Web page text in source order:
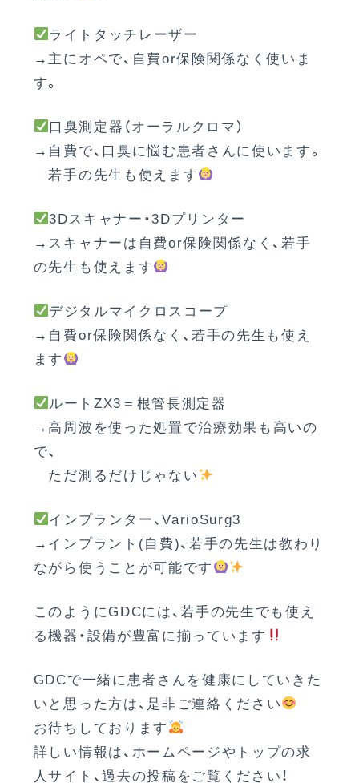
ライトタッチレーザー
→主にオペで、自費or保険関係なく使いま
す。
口臭測定器（オーラルクロマ）
→自費で、口臭に悩む患者さんに使います。
若手の先生も使えます
3Dスキャナー・3Dプリンター
→スキャナーは自費or保険関係なく、若手
の先生も使えます
デジタルマイクロスコープ
→自費or保険関係なく、若手の先生も使え
ます
ルートZX3＝根管長測定器
→高周波を使った処置で治療効果も高いの
で、
ただ測るだけじゃない
インプランター、VarioSurg3
→インプラント(自費)、若手の先生は教わり
ながら使うことが可能です
このようにGDCには、若手の先生でも使え
る機器・設備が豊富に揃っています
GDCで一緒に患者さんを健康にしていきた
いと思った方は、是非ご連絡ください
お待ちしております
詳しい情報は、ホームページやトップの求
人サイト、過去の投稿をご覧ください！